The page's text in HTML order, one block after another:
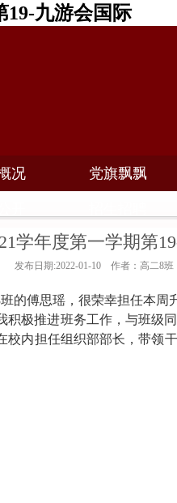
19-九游会国际
况 党旗飘飘
学年度第一学期第
发布日期:2022-01-10 作者：高二8班
班的傅思瑶，很荣幸担任本周
积极推进班务工作，与班级
校内担任组织部部长，带领